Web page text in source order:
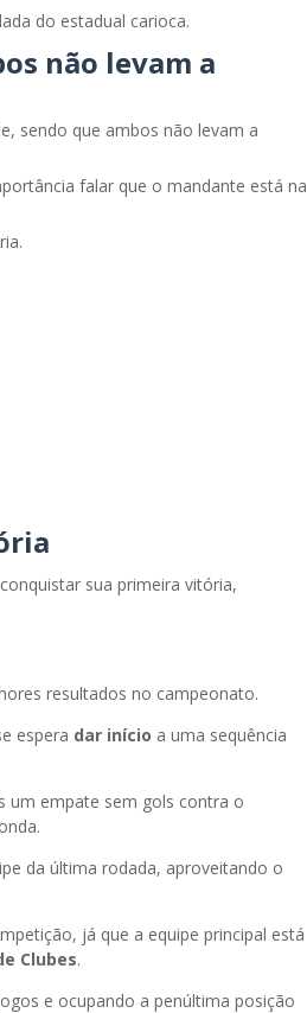
do estadual carioca.
não levam a
sendo que ambos não levam a
falar que o mandante está na
sua primeira vitória,
resultados no campeonato.
espera dar início a uma sequência
um empate sem gols contra o
da última rodada, aproveitando o
já que a equipe principal está
Clubes.
e ocupando a penúltima posição